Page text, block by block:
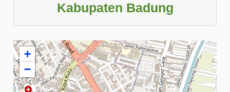
Kabupaten Badung
+
−